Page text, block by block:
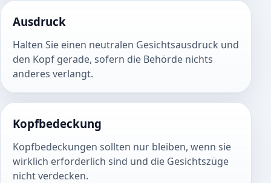
Ausdruck
Halten Sie einen neutralen Gesichtsausdruck und
den Kopf gerade, sofern die Behörde nichts
anderes verlangt.
Kopfbedeckung
Kopfbedeckungen sollten nur bleiben, wenn sie
wirklich erforderlich sind und die Gesichtszüge
nicht verdecken.